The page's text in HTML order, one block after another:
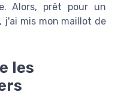
Alors, prêt pour un
j'ai mis mon maillot de
les